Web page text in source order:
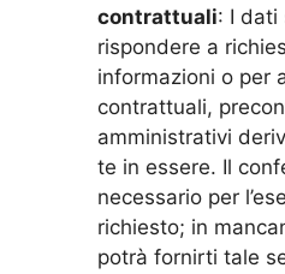
contrattuali: I dati
rispondere a
informazioni o per
contrattuali,
amministrativi
te in essere. Il
necessario per
richiesto; in
potrà fornirti tale